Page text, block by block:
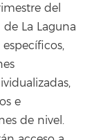
del
La Laguna
e
de nivel.